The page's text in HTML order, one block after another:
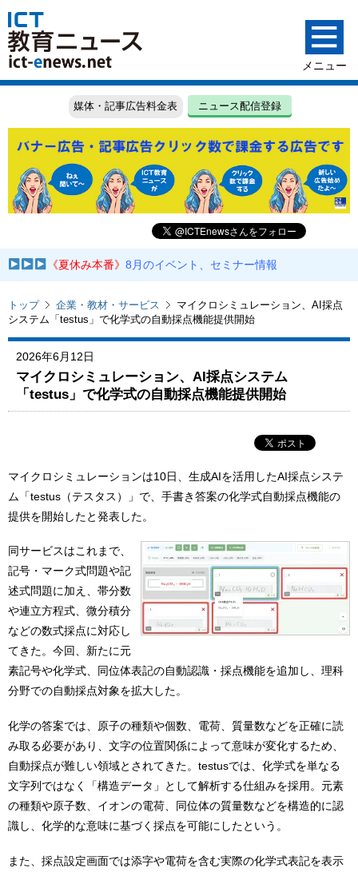
媒体・記事広告料金表 ニュース配信登録
《夏休み本番》8月のイベント、セミナー情報
トップ 企業・教材・サービス
マイクロシミュレーション、AI採点
システム「testus」で化学式の自動採点機能提供開始
2026年6月12日
マイクロシミュレーション、AI採点システム
「testus」で化学式の自動採点機能提供開始
マイクロシミュレーションは10日、生成AIを活用したAI採点システ
ム「testus（テスタス）」で、手書き答案の化学式自動採点機能の
提供を開始したと発表した。
同サービスはこれまで、
記号・マーク式問題や記
述式問題に加え、帯分数
や連立方程式、微分積分
などの数式採点に対応し
てきた。今回、新たに元
素記号や化学式、同位体表記の自動認識・採点機能を追加し、理科
分野での自動採点対象を拡大した。
化学の答案では、原子の種類や個数、電荷、質量数などを正確に読
み取る必要があり、文字の位置関係によって意味が変化するため、
自動採点が難しい領域とされてきた。testusでは、化学式を単なる
文字列ではなく「構造データ」として解析する仕組みを採用。元素
の種類や原子数、イオンの電荷、同位体の質量数などを構造的に認
識し、化学的な意味に基づく採点を可能にしたという。
また、採点設定画面では添字や電荷を含む実際の化学式表記を表示